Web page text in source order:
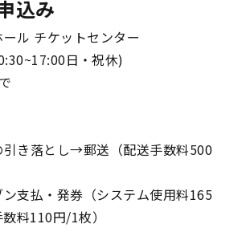
込み
ル チケットセンター
日・祝休)
き落とし→郵送（配送手数料500
支払・発券（システム使用料165
料110円/1枚）